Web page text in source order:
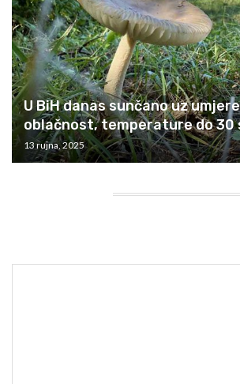
U BiH danas sunčano uz
oblačnost, temperature do 30
13 rujna, 2025